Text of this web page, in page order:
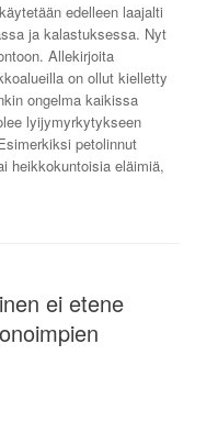
edelleen laajalti
ja kalastuksessa. Nyt
Allekirjoita
on ollut kielletty
ongelma kaikissa
lyijymyrkytykseen
petolinnut
heikkokuntoisia eläimiä,
ei etene